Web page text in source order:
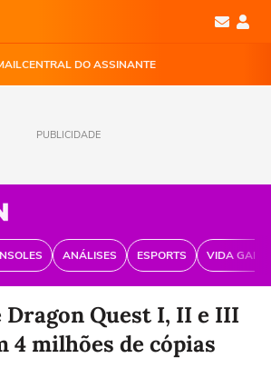
CENTRAL DO ASSINANTE
PUBLICIDADE
ANÁLISES ESPORTS VIDA
Dragon Quest I, II e III
4 milhões de cópias